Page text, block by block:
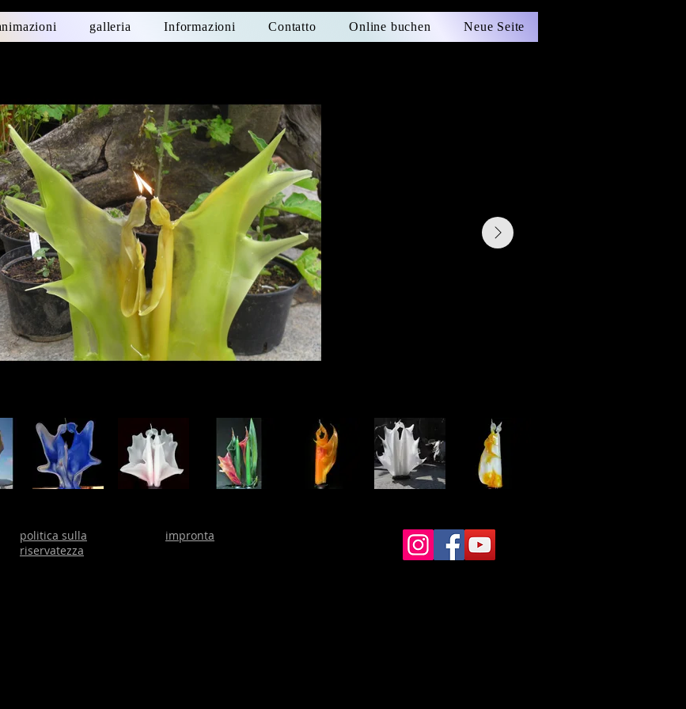
galleria Informazioni Contatto Online buchen Neue Seite
politica sulla
riservatezza
impronta